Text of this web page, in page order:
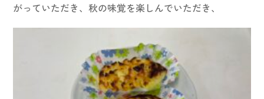
がっていただき、秋の味覚を楽しんでいただき、